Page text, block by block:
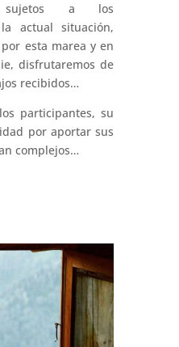
sujetos a los
actual situación,
esta marea y en
disfrutaremos de
recibidos…
participantes, su
por aportar sus
complejos…